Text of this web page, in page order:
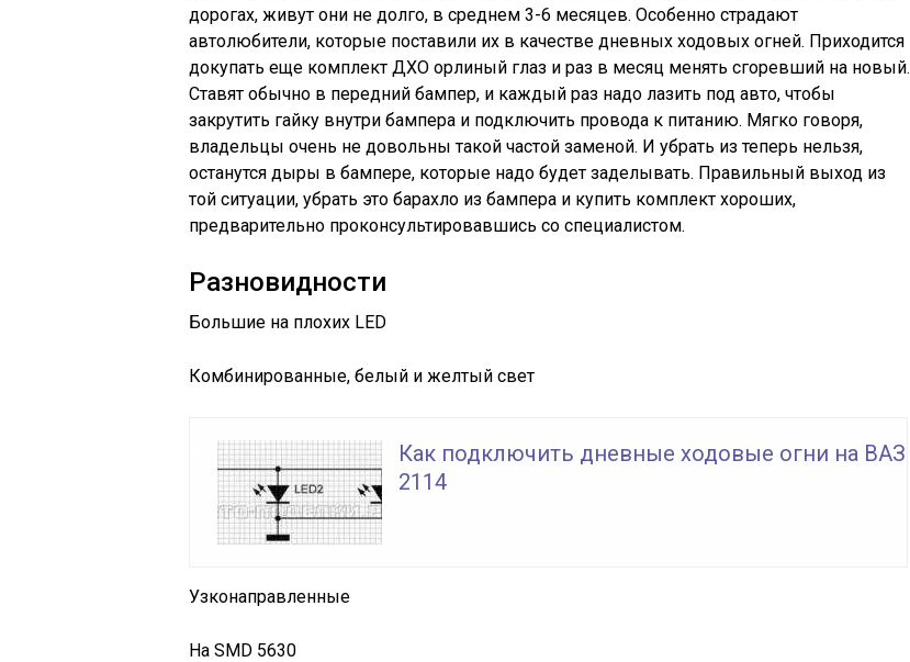
дорогах, живут они не долго, в среднем 3-6 месяцев. Особенно страдают
автолюбители, которые поставили их в качестве дневных ходовых огней. Приходится
докупать еще комплект ДХО орлиный глаз и раз в месяц менять сгоревший на новый.
Ставят обычно в передний бампер, и каждый раз надо лазить под авто, чтобы
закрутить гайку внутри бампера и подключить провода к питанию. Мягко говоря,
владельцы очень не довольны такой частой заменой. И убрать из теперь нельзя,
останутся дыры в бампере, которые надо будет заделывать. Правильный выход из
той ситуации, убрать это барахло из бампера и купить комплект хороших,
предварительно проконсультировавшись со специалистом.
Разновидности
Большие на плохих LED
Комбинированные, белый и желтый свет
Как подключить дневные ходовые огни на ВАЗ
2114
Узконаправленные
На SMD 5630